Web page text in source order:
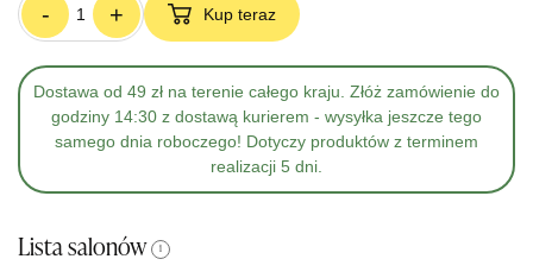
- + Kup teraz
Dostawa od 49 zł na terenie całego kraju. Złóż zamówienie do
godziny 14:30 z dostawą kurierem - wysyłka jeszcze tego
samego dnia roboczego! Dotyczy produktów z terminem
realizacji 5 dni.
Lista salonów i